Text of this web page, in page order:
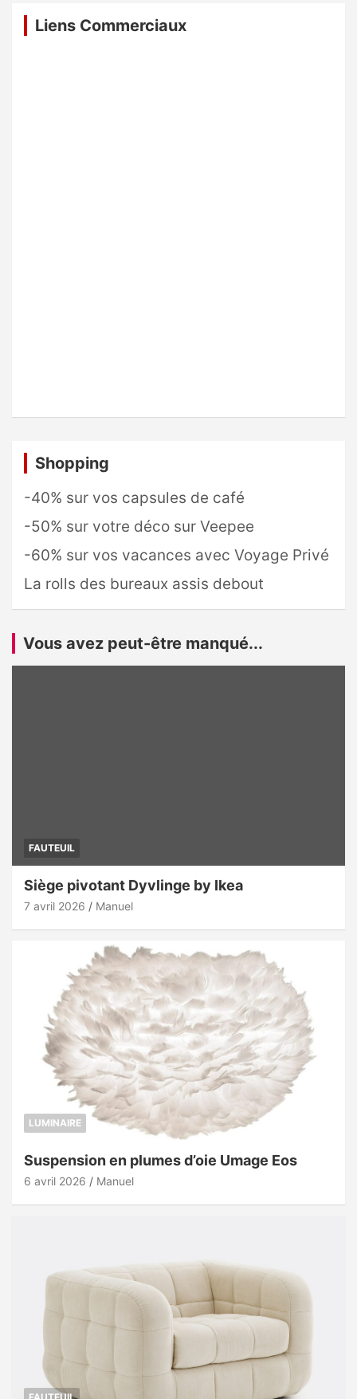
Liens Commerciaux
Shopping
-40% sur vos capsules de café
-50% sur votre déco sur Veepee
-60% sur vos vacances avec Voyage Privé
La rolls des bureaux assis debout
Vous avez peut-être manqué...
FAUTEUIL
Siège pivotant Dyvlinge by Ikea
7 avril 2026 Manuel
LUMINAIRE
Suspension en plumes d’oie Umage Eos
6 avril 2026 Manuel